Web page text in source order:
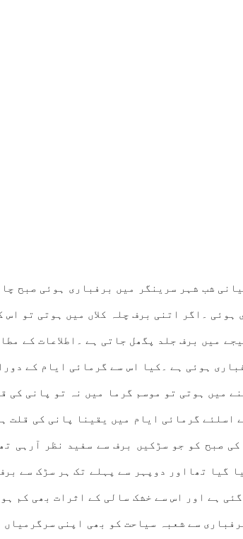
شب شہر سرینگر میں برفباری ہوئی صبح
۔اگر اتنی برف چلہ کلاں میں ہوتی تو
میں برف جلد پگھل جاتی ہے ۔اطلاعات کے
علاقوں میں 6سے 9انچ برف ریکارڈ کی گئی جبکہ بالائی علاقوں میں 12سے 15انچ تک برفباری ہوئی
میں ہوتی تو موسم گرما میں نہ تو پانی کی
گرمائی ایام میں یقینا پانی کی قلت
صبح کو جو سڑکیں برف سے سفید نظر آرہی
گیا تھااور دوپہر سے پہلے تک ہر سڑک سے
ہے اور اس سے خشک سالی کے اثرات بھی کم
سے شعبہ سیاحت کو بھی اپنی سرگرمیاں